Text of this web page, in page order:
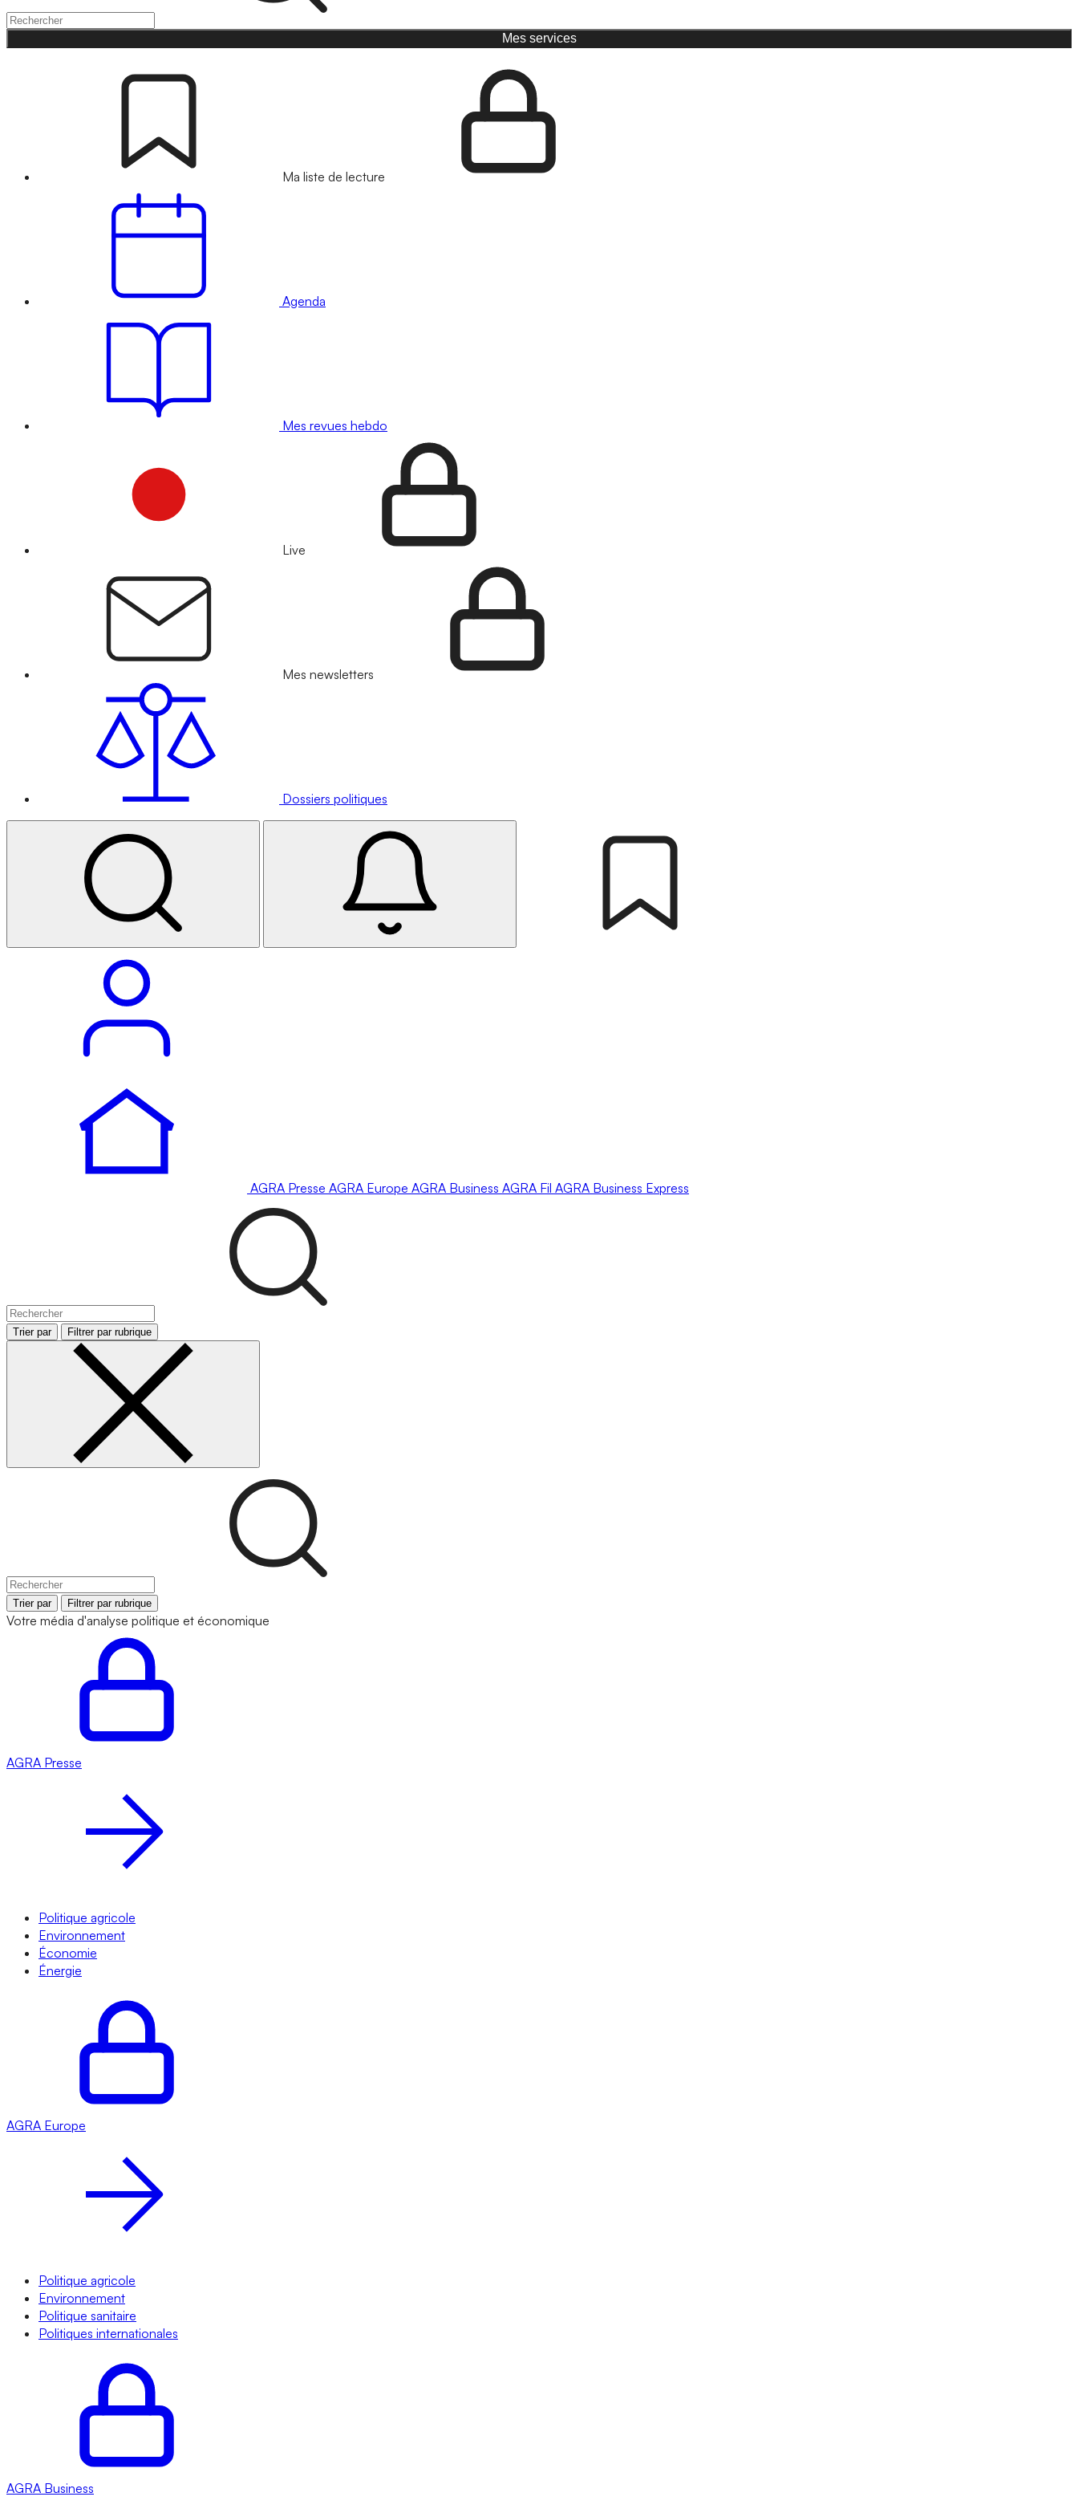
Mes services
Ma liste de lecture
Agenda
Mes revues hebdo
Live
Mes newsletters
Dossiers politiques
AGRA Presse AGRA Europe AGRA Business AGRA Fil AGRA Business Express
Trier par Filtrer par rubrique
Trier par Filtrer par rubrique
Votre média d'analyse politique et économique
AGRA Presse
Politique agricole
Environnement
Économie
Énergie
AGRA Europe
Politique agricole
Environnement
Politique sanitaire
Politiques internationales
AGRA Business